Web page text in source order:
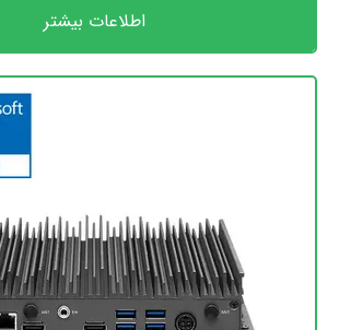
اطلاعات بیشتر